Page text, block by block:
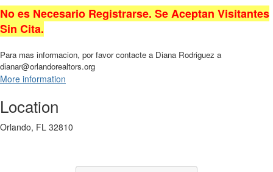
No es Necesario Registrarse. Se Aceptan Visitantes
Sin Cita.
Para mas informacion, por favor contacte a Diana Rodriguez a
dianar@orlandorealtors.org
More information
Location
Orlando, FL 32810